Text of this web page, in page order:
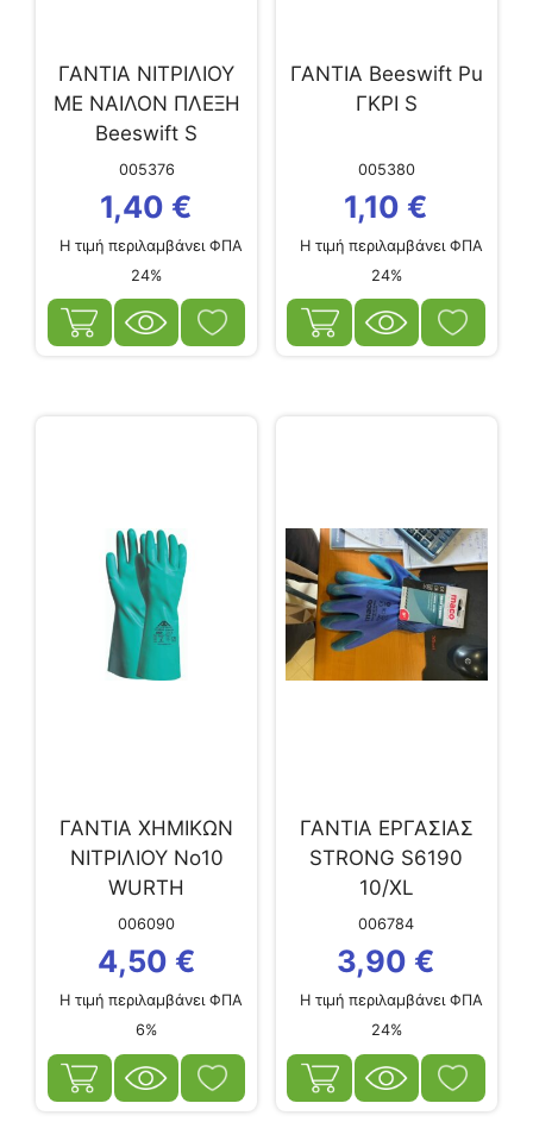
ΓΑΝΤΙΑ ΝΙΤΡΙΛΙΟΥ
ΜΕ ΝΑΙΛΟΝ ΠΛΕΞΗ
Beeswift S
005376
1,40 €
Η τιμή περιλαμβάνει ΦΠΑ
24%
ΓΑΝΤΙΑ Beeswift Pu
ΓΚΡΙ S
005380
1,10 €
Η τιμή περιλαμβάνει ΦΠΑ
24%
ΓΑΝΤΙΑ ΧΗΜΙΚΩΝ
ΝΙΤΡΙΛΙΟΥ Νο10
WURTH
006090
4,50 €
Η τιμή περιλαμβάνει ΦΠΑ
6%
ΓΑΝΤΙΑ ΕΡΓΑΣΙΑΣ
STRONG S6190
10/XL
ΔΕΡΜΑΤΟΠΑΝΙΝΑ
006784
3,90 €
Η τιμή περιλαμβάνει ΦΠΑ
24%